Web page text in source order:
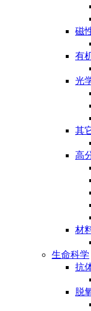
磁
有
光
其
高
材
生命科学
抗
脱